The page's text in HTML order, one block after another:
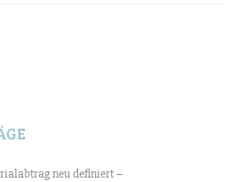
neu definiert –